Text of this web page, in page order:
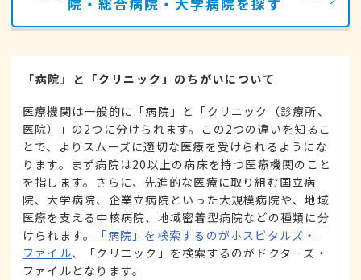
院・総合病院・大学病院を探す
「病院」と「クリニック」のちがいについて
医療機関は一般的に「病院」と「クリニック（診療所、
医院）」の2つに分けられます。この2つの違いを知るこ
とで、よりスムーズに適切な医療を受けられるようにな
ります。まず病院は20以上の病床を持つ医療機関のこと
を指します。さらに、先進的な医療に取り組む国立病
院、大学病院、企業立病院といった大規模病院や、地域
医療を支える中核病院、地域密着型病院などの種類に分
けられます。
「病院」を検索するのがホスピタルズ・
ファイル、「クリニック」を検索するのがドクターズ・
ファイルとなります。